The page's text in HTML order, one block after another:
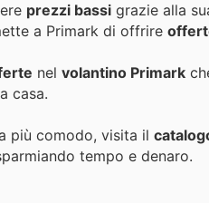
prezzi bassi grazie alla
a Primark di offrire
nel volantino Primark
casa.
più comodo, visita il
tempo e denaro.